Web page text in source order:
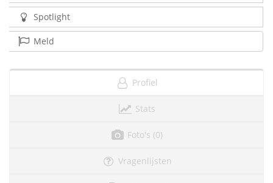
Spotlight
Meld
Profiel
Stats
Foto's (0)
Vragenlijsten